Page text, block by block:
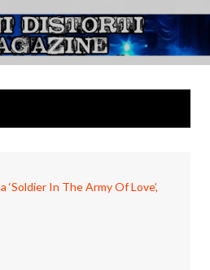
Suoni Distorti
Magazine
sonorità alternative
‘Soldier In The Army Of Love’,